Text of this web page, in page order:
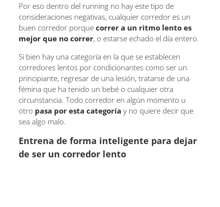
Por eso dentro del running no hay este tipo de
consideraciones negativas, cualquier corredor es un
buen corredor porque correr a un ritmo lento es
mejor que no correr, o estarse echado el día entero.
Si bien hay una categoría en la que se establecen
corredores lentos por condicionantes como ser un
principiante, regresar de una lesión, tratarse de una
fémina que ha tenido un bebé o cualquier otra
circunstancia. Todo corredor en algún momento u
otro pasa por esta categoría y no quiere decir que
sea algo malo.
Entrena de forma inteligente para dejar
de ser un corredor lento